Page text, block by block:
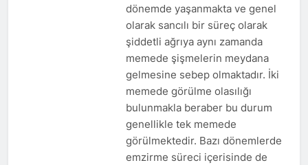
dönemde yaşanmakta ve genel
olarak sancılı bir süreç olarak
şiddetli ağrıya aynı zamanda
memede şişmelerin meydana
gelmesine sebep olmaktadır. İki
memede görülme olasılığı
bulunmakla beraber bu durum
genellikle tek memede
görülmektedir. Bazı dönemlerde
emzirme süreci içerisinde de